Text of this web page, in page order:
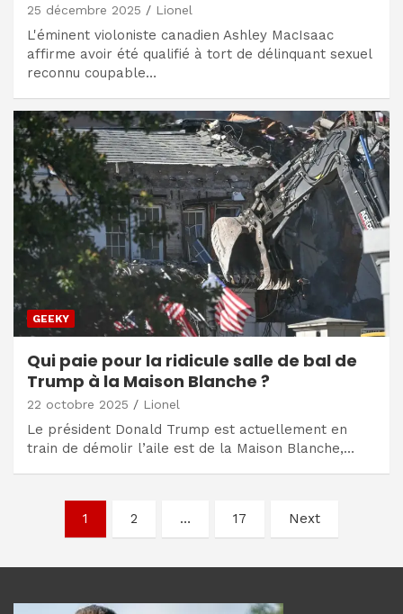
25 décembre 2025 Lionel
L'éminent violoniste canadien Ashley MacIsaac
affirme avoir été qualifié à tort de délinquant sexuel
reconnu coupable…
GEEKY
Qui paie pour la ridicule salle de bal de
Trump à la Maison Blanche ?
22 octobre 2025 Lionel
Le président Donald Trump est actuellement en
train de démolir l’aile est de la Maison Blanche,…
Navigation
articles
1 2 … 17 Next